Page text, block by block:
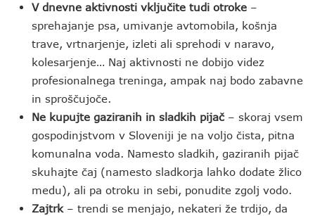
V dnevne aktivnosti vključite tudi otroke –
sprehajanje psa, umivanje avtomobila, košnja
trave, vrtnarjenje, izleti ali sprehodi v naravo,
kolesarjenje… Naj aktivnosti ne dobijo videz
profesionalnega treninga, ampak naj bodo zabavne
in sproščujoče.
Ne kupujte gaziranih in sladkih pijač – skoraj vsem
gospodinjstvom v Sloveniji je na voljo čista, pitna
komunalna voda. Namesto sladkih, gaziranih pijač
skuhajte čaj (namesto sladkorja lahko dodate žlico
medu), ali pa otroku in sebi, ponudite zgolj vodo.
Zajtrk – trendi se menjajo, nekateri že trdijo, da